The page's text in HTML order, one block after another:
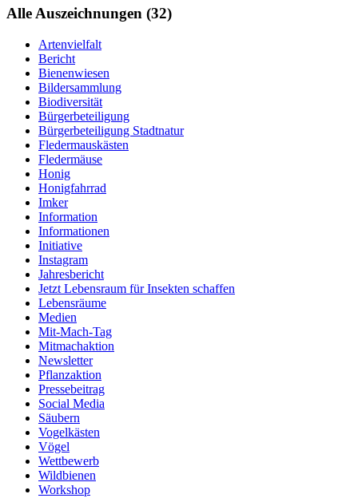
Alle Auszeichnungen (32)
Artenvielfalt
Bericht
Bienenwiesen
Bildersammlung
Biodiversität
Bürgerbeteiligung
Bürgerbeteiligung Stadtnatur
Fledermauskästen
Fledermäuse
Honig
Honigfahrrad
Imker
Information
Informationen
Initiative
Instagram
Jahresbericht
Jetzt Lebensraum für Insekten schaffen
Lebensräume
Medien
Mit-Mach-Tag
Mitmachaktion
Newsletter
Pflanzaktion
Pressebeitrag
Social Media
Säubern
Vogelkästen
Vögel
Wettbewerb
Wildbienen
Workshop